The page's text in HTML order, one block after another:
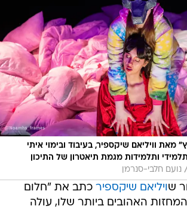
מאת וויליאם שיקספיר, בעיבוד ובימוי איתי
ותלמידות מגמת תיאטרון של התיכון
/ נועם חלבי-סנרמן
ויליאם שיקספיר כתב את "חלום
האהובים ביותר שלו, עולה